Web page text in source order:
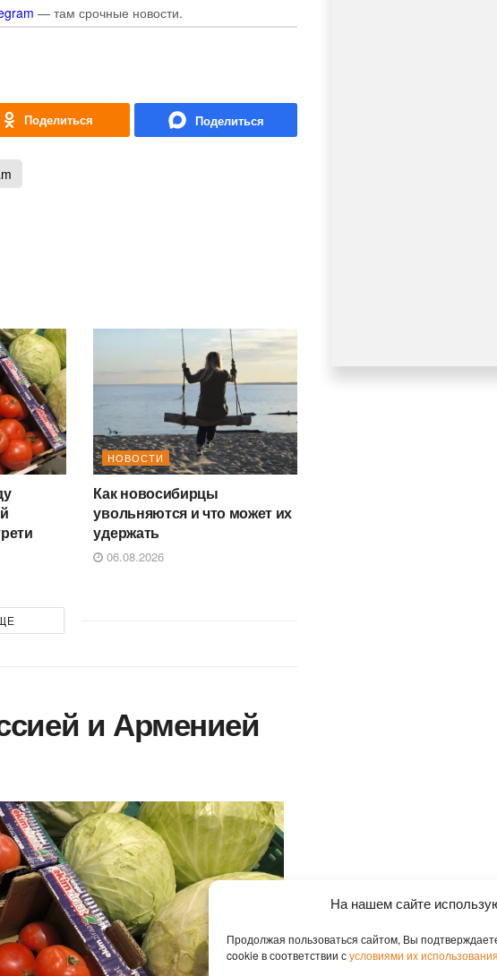
На нашем сайте
Продолжая пользоваться сайтом, Вы
cookie в соответствии сусловиями их использования
— там срочные новости.
НОВОСТИ
Как новосибирцы
увольняются и что может их
удержать
06.08.2026
и Арменией